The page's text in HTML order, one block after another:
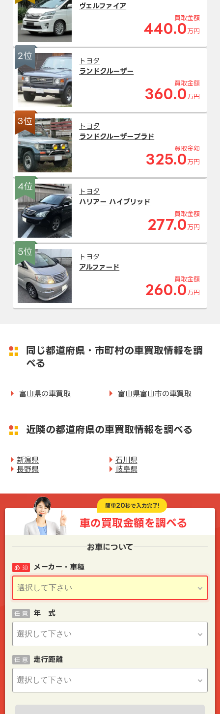
ヴェルファイア
買取金額
440.0 万円
2位
トヨタ
ランドクルーザー
買取金額
360.0 万円
3位
トヨタ
ランドクルーザープラド
買取金額
325.0 万円
4位
トヨタ
ハリアー ハイブリッド
買取金額
277.0 万円
5位
トヨタ
アルファード
買取金額
260.0 万円
同じ都道府県・市町村の車買取情報を調
べる
富山県の車買取 富山県富山市の車買取
近隣の都道府県の車買取情報を調べる
新潟県
石川県
長野県
岐阜県
簡単20秒で入力完了!
車の買取金額を調べる
お車について
メーカー・車種
必 須
年 式
任 意
走行距離
任 意